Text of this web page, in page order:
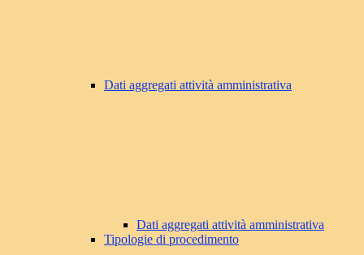
Dati aggregati attività amministrativa
Dati aggregati attività amministrativa
Tipologie di procedimento